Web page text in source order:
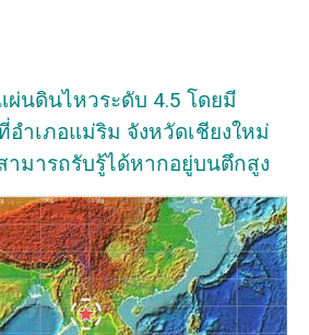
ผ่นดินไหวระดับ 4.5 โดยมี
ำเภอแม่ริม จังหวัดเชียงใหม่
ามารถรับรู้ได้หากอยู่บนตึกสูง